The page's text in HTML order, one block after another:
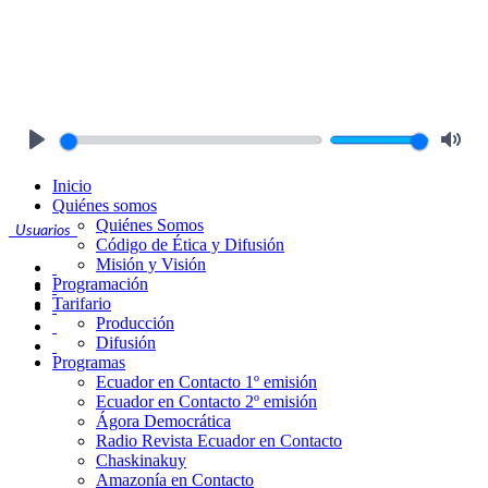
Usuarios
Inicio
Quiénes somos
Quiénes Somos
Código de Ética y Difusión
Misión y Visión
Programación
Tarifario
Producción
Difusión
Programas
Ecuador en Contacto 1º emisión
Ecuador en Contacto 2º emisión
Ágora Democrática
Radio Revista Ecuador en Contacto
Chaskinakuy
Amazonía en Contacto